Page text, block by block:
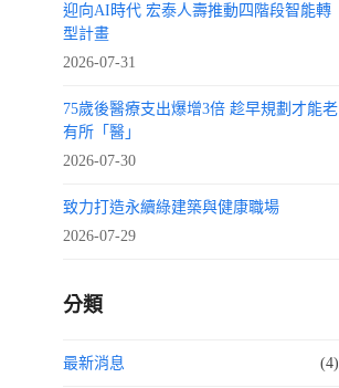
迎向AI時代 宏泰人壽推動四階段智能轉
型計畫
2026-07-31
75歲後醫療支出爆增3倍 趁早規劃才能老
有所「醫」
2026-07-30
致力打造永續綠建築與健康職場
2026-07-29
分類
最新消息 (4)